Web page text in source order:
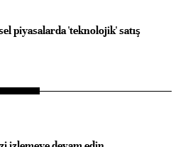
piyasalarda 'teknolojik' satış